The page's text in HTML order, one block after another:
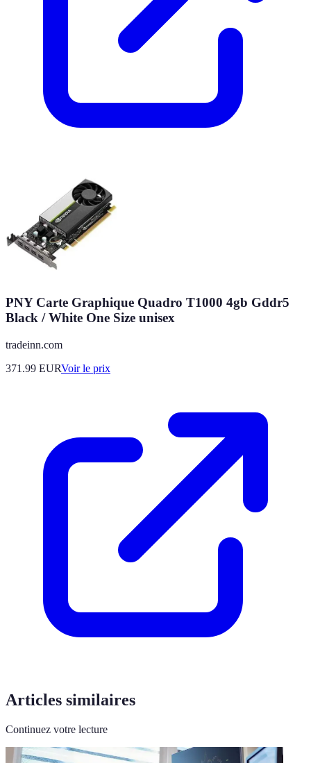
PNY Carte Graphique Quadro T1000 4gb Gddr5
Black / White One Size unisex
tradeinn.com
371.99 EURVoir le prix
Articles similaires
Continuez votre lecture